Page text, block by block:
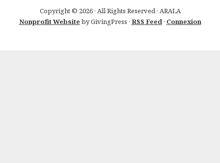
Copyright © 2026 · All Rights Reserved · ARALA
Nonprofit Website by GivingPress · RSS Feed · Connexion